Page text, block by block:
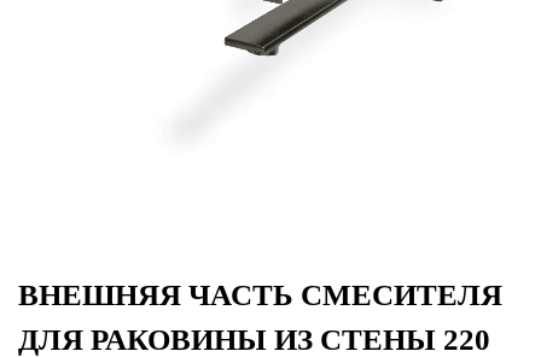
ВНЕШНЯЯ ЧАСТЬ СМЕСИТЕЛЯ
ДЛЯ РАКОВИНЫ ИЗ СТЕНЫ 220